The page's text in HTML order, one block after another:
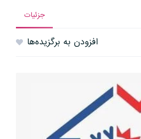
جزئیات
افزودن به برگزیده‌ها